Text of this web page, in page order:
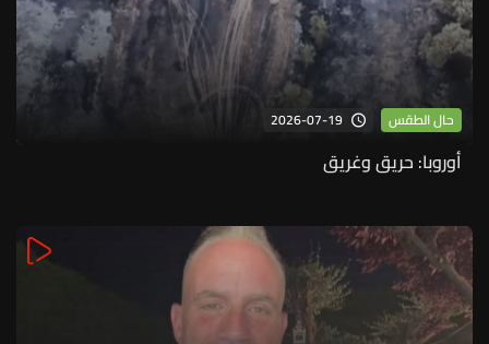
حال الطقس 2026-07-19
أوروبا: حريق وغريق